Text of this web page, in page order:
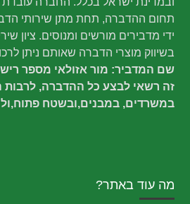
תחום ההדברה, תחת מתן שירותי
ידי מדבירים מורשים ומנוסים. ציון
בשיווק מוצרי הדברה שאותם ניתן
זה רשאי לבצע כל ההדברה, לרבות
במשרדים, במבנים,ובשטח
מה עוד באתר?